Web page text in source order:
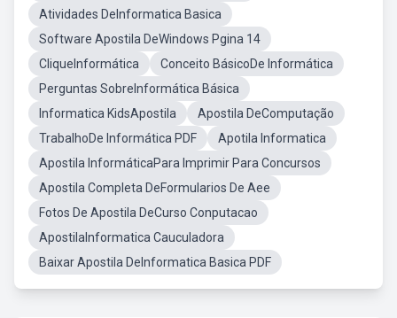
Atividades DeInformatica Basica
Software Apostila DeWindows Pgina 14
CliqueInformática
Conceito BásicoDe Informática
Perguntas SobreInformática Básica
Informatica KidsApostila
Apostila DeComputação
TrabalhoDe Informática PDF
Apotila Informatica
Apostila InformáticaPara Imprimir Para Concursos
Apostila Completa DeFormularios De Aee
Fotos De Apostila DeCurso Conputacao
ApostilaInformatica Cauculadora
Baixar Apostila DeInformatica Basica PDF